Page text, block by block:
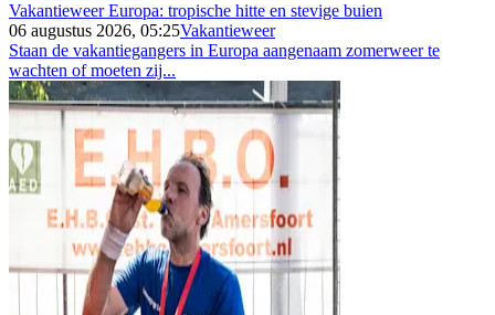
Vakantieweer Europa: tropische hitte en stevige buien
06 augustus 2026, 05:25Vakantieweer
Staan de vakantiegangers in Europa aangenaam zomerweer te
wachten of moeten zij...